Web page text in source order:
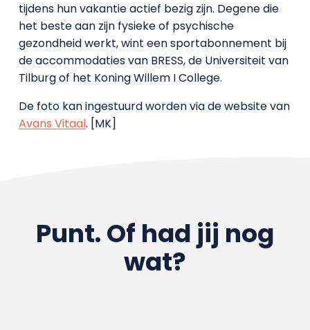
tijdens hun vakantie actief bezig zijn. Degene die
het beste aan zijn fysieke of psychische
gezondheid werkt, wint een sportabonnement bij
de accommodaties van BRESS, de Universiteit van
Tilburg of het Koning Willem I College.
De foto kan ingestuurd worden via de website van
Avans Vitaal. [MK]
Punt. Of had jij nog
wat?